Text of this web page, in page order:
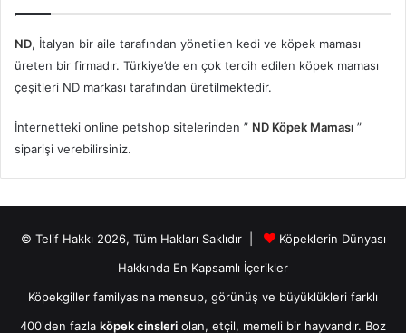
ND, İtalyan bir aile tarafından yönetilen kedi ve köpek maması
üreten bir firmadır. Türkiye’de en çok tercih edilen köpek maması
çeşitleri ND markası tarafından üretilmektedir.
İnternetteki online petshop sitelerinden ” ND Köpek Maması ”
siparişi verebilirsiniz.
© Telif Hakkı 2026, Tüm Hakları Saklıdır |
Köpeklerin Dünyası
Hakkında En Kapsamlı İçerikler
Köpekgiller familyasına mensup, görünüş ve büyüklükleri farklı
400'den fazla köpek cinsleri olan, etçil, memeli bir hayvandır. Boz